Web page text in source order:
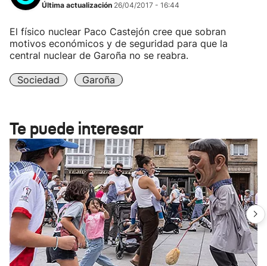
Última actualización 26/04/2017 - 16:44
El físico nuclear Paco Castejón cree que sobran
motivos económicos y de seguridad para que la
central nuclear de Garoña no se reabra.
Sociedad Garoña
Te puede interesar